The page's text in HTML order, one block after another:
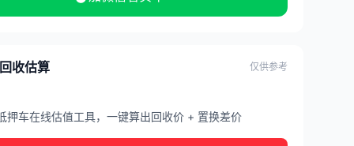
收估算 仅供参考
押车在线估值工具，一键算出回收价 + 置换差价